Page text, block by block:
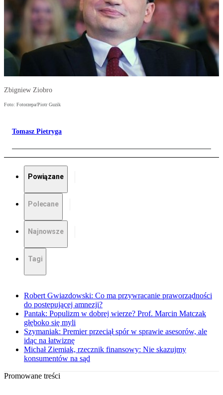
Zbigniew Ziobro
Foto: Fotorzepa/Piotr Guzik
Tomasz Pietryga
Powiązane
Polecane
Najnowsze
Tagi
Robert Gwiazdowski: Co ma przywracanie praworządności
do postępującej amnezji?
Pantak: Populizm w dobrej wierze? Prof. Marcin Matczak
głęboko się myli
Szymaniak: Premier przeciął spór w sprawie asesorów, ale
idąc na łatwiznę
Michał Ziemiak, rzecznik finansowy: Nie skazujmy
konsumentów na sąd
Promowane treści